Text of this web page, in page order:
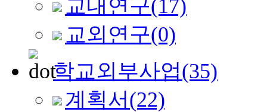
교내연구(17)
교외연구(0)
학교외부사업(35)
계획서 (22)